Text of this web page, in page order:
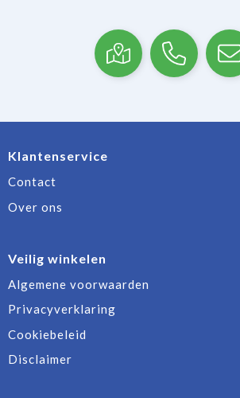
Klantenservice
Contact
Over ons
Veilig winkelen
Algemene voorwaarden
Privacyverklaring
Cookiebeleid
Disclaimer